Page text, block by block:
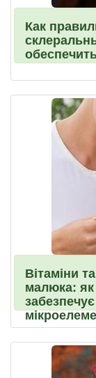
Как
Вітаміни
малюка: як